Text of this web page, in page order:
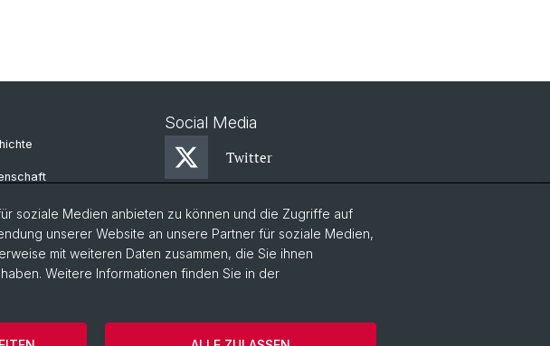
Social Media
Twitter
Departement Künste, Medien, Philosophie Home
soziale Medien anbieten zu können und die Zugriffe auf
unserer Website an unsere Partner für soziale Medien,
mit weiteren Daten zusammen, die Sie ihnen
Weitere Informationen finden Sie in der